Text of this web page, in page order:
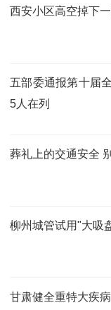
西安小区高空掉下
五部委通报第十届
5人在列
葬礼上的交通安全
柳州城管试用"大吸
甘肃健全重特大疾